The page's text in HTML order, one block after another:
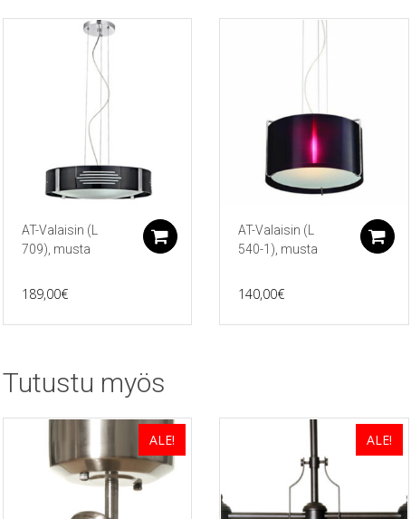
AT-Valaisin (L
709), musta
189,00€
Lisää ostoskoriin
AT-Valaisin (L
540-1), musta
140,00€
Tutustu myös
ALE! ALE!